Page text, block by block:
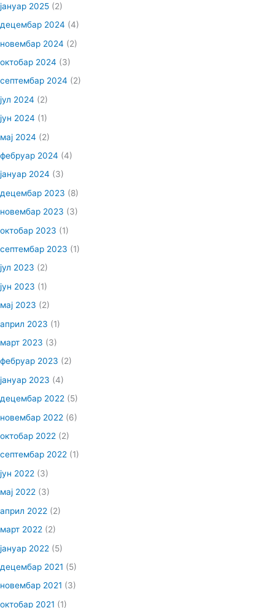
јануар 2025 (2)
децембар 2024 (4)
новембар 2024 (2)
октобар 2024 (3)
септембар 2024 (2)
јул 2024 (2)
јун 2024 (1)
мај 2024 (2)
фебруар 2024 (4)
јануар 2024 (3)
децембар 2023 (8)
новембар 2023 (3)
октобар 2023 (1)
септембар 2023 (1)
јул 2023 (2)
јун 2023 (1)
мај 2023 (2)
април 2023 (1)
март 2023 (3)
фебруар 2023 (2)
јануар 2023 (4)
децембар 2022 (5)
новембар 2022 (6)
октобар 2022 (2)
септембар 2022 (1)
јун 2022 (3)
мај 2022 (3)
април 2022 (2)
март 2022 (2)
јануар 2022 (5)
децембар 2021 (5)
новембар 2021 (3)
октобар 2021 (1)